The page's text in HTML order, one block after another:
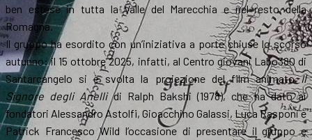
ben estese in tutta la Valle del Marecchia e nel resto della
Romagna.
Il gruppo ha esordito con un’iniziativa a porte chiuse lo scorso
autunno: il 15 ottobre 2025, infatti, al Centro giovani Labo380 di
Santarcangelo si è svolta la proiezione del film animatoIl
Signore degli Anellidi Ralph Bakshi (1978), che ha dato ai
fondatori Alessandro Astolfi, Gioacchino Galassi, Luca Rasponi e
Patrick Francesco Wild l’occasione di presentare il gruppo e